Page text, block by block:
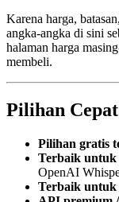
Karena harga,
angka-angka di sini
halaman harga
membeli.
Pilihan Cepat
Pilihan gratis
Terbaik untuk
OpenAI
Terbaik untuk